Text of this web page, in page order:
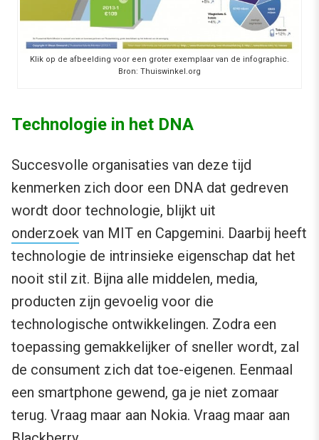
Klik op de afbeelding voor een groter exemplaar van de infographic.
Bron: Thuiswinkel.org
Technologie in het DNA
Succesvolle organisaties van deze tijd
kenmerken zich door een DNA dat gedreven
wordt door technologie, blijkt uit
onderzoek van MIT en Capgemini. Daarbij heeft
technologie de intrinsieke eigenschap dat het
nooit stil zit. Bijna alle middelen, media,
producten zijn gevoelig voor die
technologische ontwikkelingen. Zodra een
toepassing gemakkelijker of sneller wordt, zal
de consument zich dat toe-eigenen. Eenmaal
een smartphone gewend, ga je niet zomaar
terug. Vraag maar aan Nokia. Vraag maar aan